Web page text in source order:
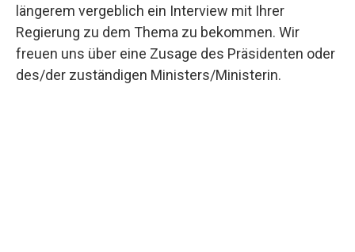
längerem vergeblich ein Interview mit Ihrer
Regierung zu dem Thema zu bekommen. Wir
freuen uns über eine Zusage des Präsidenten oder
des/der zuständigen Ministers/Ministerin.